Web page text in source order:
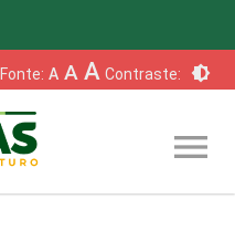
Fonte: A A A Contraste: brightness_6
menu